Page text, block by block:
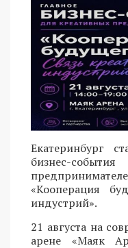
Екатеринбург
бизнес-
«Кооперация
индустрий».
21 августа на
арене «Маяк